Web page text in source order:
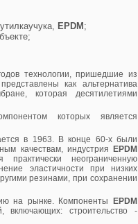
EPDM ;
технологии, пришедшие из
как альтернатива
которая десятилетиями
которых является
в 1963. В конце 60-х были
качествам, индустрия
EPDM
неограниченную
эластичности при низких
резинами, при сохранении
на рынке. Компоненты
EPDM
строительство -